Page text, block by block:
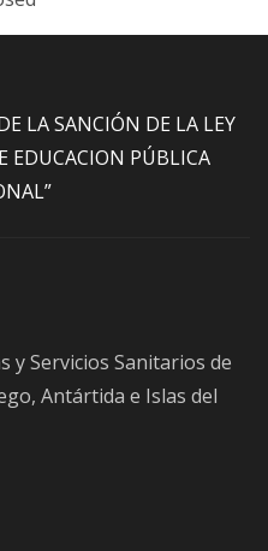
LA SANCIÓN DE LA LEY
EDUCACION PÚBLICA
y Servicios Sanitarios de
Antártida e Islas del